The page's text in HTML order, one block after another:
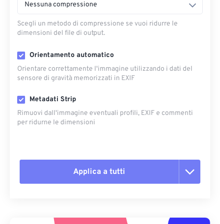
Nessuna compressione
Scegli un metodo di compressione se vuoi ridurre le
dimensioni del file di output.
Orientamento automatico
Orientare correttamente l'immagine utilizzando i dati del
sensore di gravità memorizzati in EXIF
Metadati Strip
Rimuovi dall'immagine eventuali profili, EXIF ​​e commenti
per ridurne le dimensioni
Applica a tutti
Applica da preimpostazione